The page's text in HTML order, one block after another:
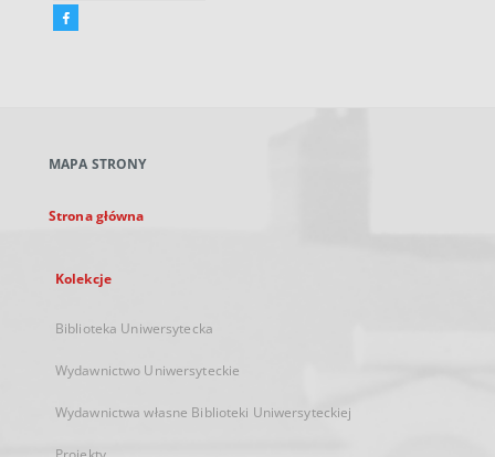
Facebook
karcie
MAPA STRONY
Strona główna
Kolekcje
Biblioteka Uniwersytecka
Wydawnictwo Uniwersyteckie
Wydawnictwa własne Biblioteki Uniwersyteckiej